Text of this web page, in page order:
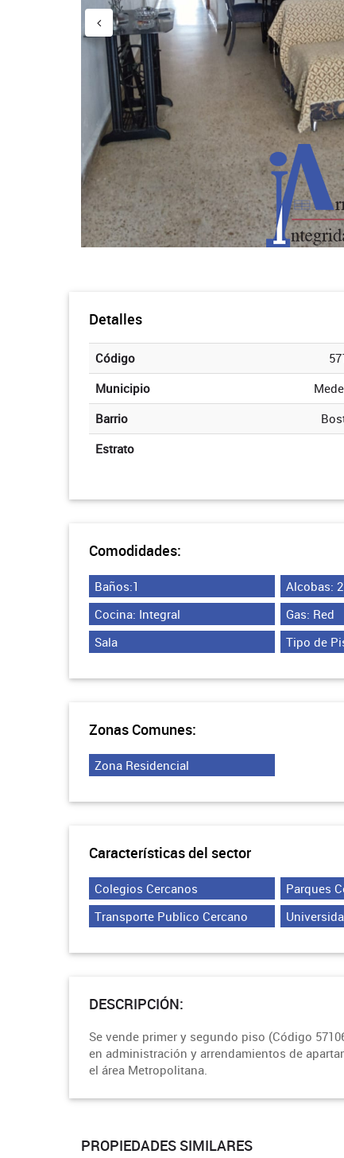
Detalles
Código
Municipio
Barrio
Estrato
Comodidades:
Baños:1 Alcobas: 2
Cocina: Integral
Gas: Red
Sala
Tipo de
Zonas Comunes:
Zona Residencial
Características del sector
Colegios Cercanos Parques
Transporte Publico Cercano
DESCRIPCIÓN:
Se vende primer y segundo piso (Código
en administración y arrendamientos de
el área Metropolitana.
PROPIEDADES SIMILARES